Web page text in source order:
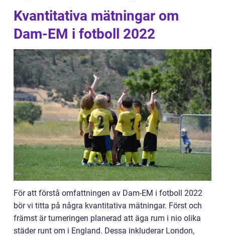
Kvantitativa mätningar om
Dam-EM i fotboll 2022
För att förstå omfattningen av Dam-EM i fotboll 2022
bör vi titta på några kvantitativa mätningar. Först och
främst är turneringen planerad att äga rum i nio olika
städer runt om i England. Dessa inkluderar London,